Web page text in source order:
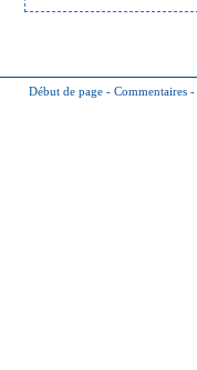
Début de page - Commentaires -